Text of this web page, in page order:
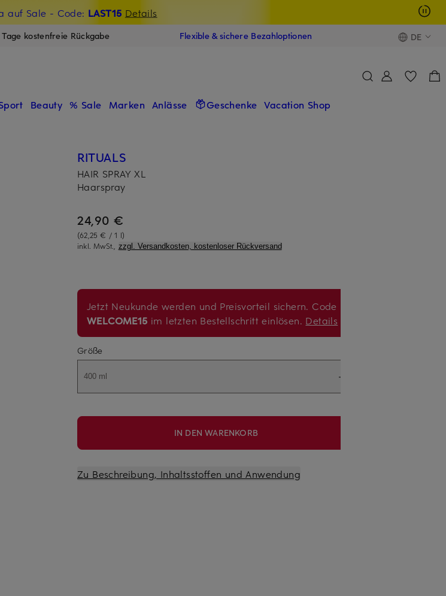
auf Sale - Code: LAST15 Details
mit Beyond sichern
kostenfreie Rückgabe Flexible & sichere Bezahloptionen DE
Beauty % Sale Marken Anlässe Geschenke Vacation Shop
RITUALS
HAIR SPRAY XL
Haarspray
24,90 €
(62,25 € / 1 l)
inkl. MwSt., zzgl. Versandkosten, kostenloser Rückversand
Jetzt Neukunde werden und Preisvorteil sichern. Code
WELCOME15 im letzten Bestellschritt einlösen. Details
Größe
400 ml
IN DEN WARENKORB
Zu Beschreibung, Inhaltsstoffen und Anwendung